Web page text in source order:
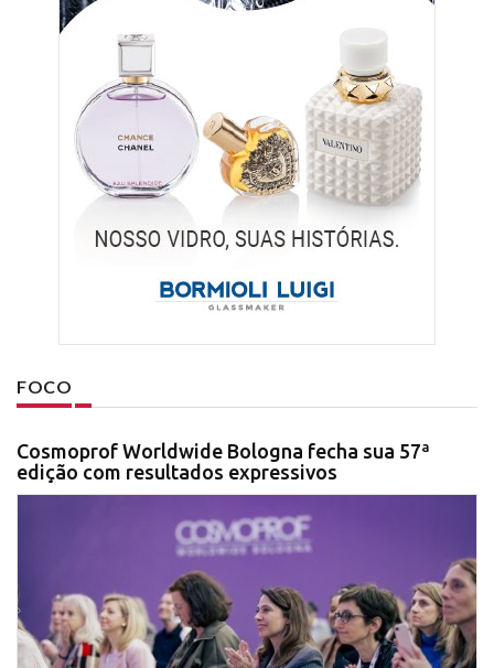
FOCO
Cosmoprof Worldwide Bologna fecha sua 57ª
edição com resultados expressivos